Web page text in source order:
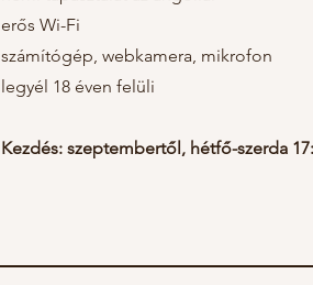
erős Wi-Fi
számítógép, webkamera, mikrofon
legyél 18 éven felüli
Kezdés: szeptembertől, hétfő-szerda